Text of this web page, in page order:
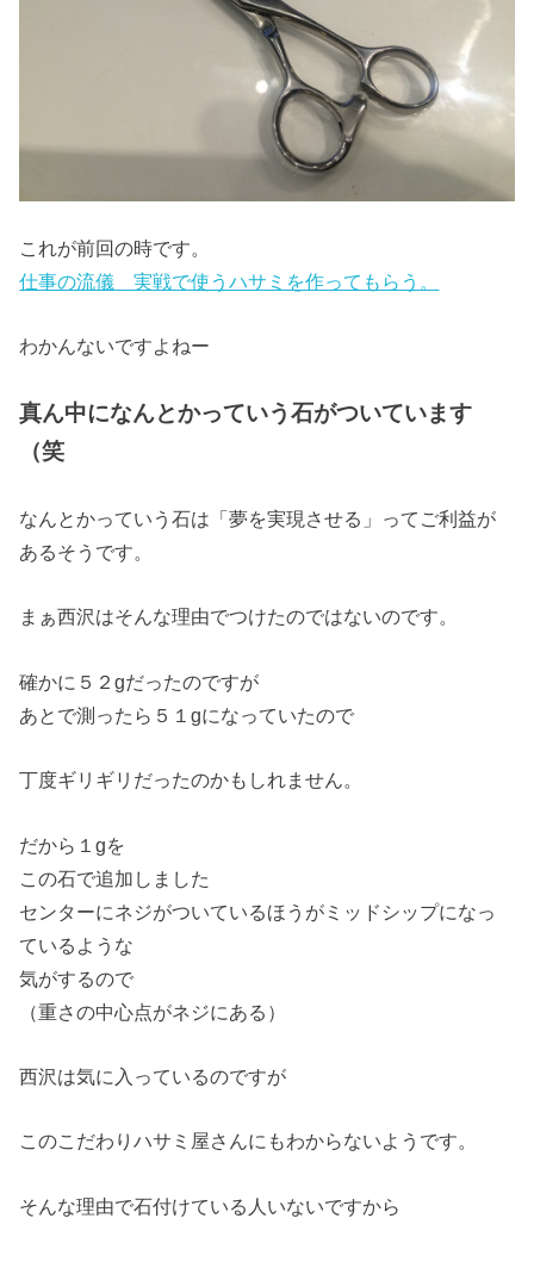
これが前回の時です。
仕事の流儀 実戦で使うハサミを作ってもらう。
わかんないですよねー
真ん中になんとかっていう石がついています
（笑
なんとかっていう石は「夢を実現させる」ってご利益が
あるそうです。
まぁ西沢はそんな理由でつけたのではないのです。
確かに５２gだったのですが
あとで測ったら５１gになっていたので
丁度ギリギリだったのかもしれません。
だから１gを
この石で追加しました
センターにネジがついているほうがミッドシップになっ
ているような
気がするので
（重さの中心点がネジにある）
西沢は気に入っているのですが
このこだわりハサミ屋さんにもわからないようです。
そんな理由で石付けている人いないですから